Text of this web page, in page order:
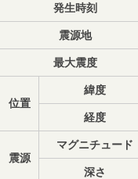
発生時刻
震源地
最大震度
位置
緯度
経度
震源
マグニチュード
深さ